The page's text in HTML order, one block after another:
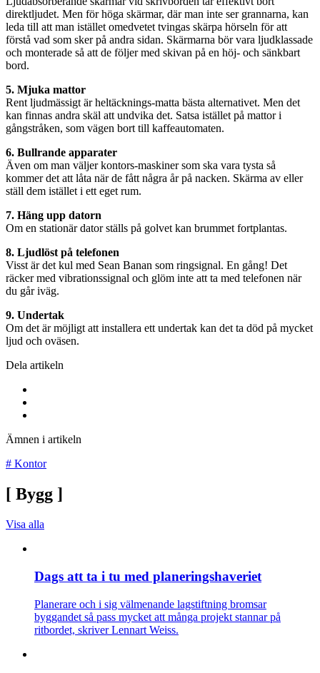
direktljudet. Men för höga skärmar, där man inte ser grannarna, kan
leda till att man istället omedvetet tvingas skärpa hörseln för att
förstå vad som sker på andra sidan. Skärmarna bör vara ljudklassade
och monterade så att de följer med skivan på en höj- och sänkbart
bord.
5. Mjuka mattor
Rent ljudmässigt är heltäcknings-matta bästa alternativet. Men det
kan finnas andra skäl att undvika det. Satsa istället på mattor i
gångstråken, som vägen bort till kaffeautomaten.
6. Bullrande apparater
Även om man väljer kontors-maskiner som ska vara tysta så
kommer det att låta när de fått några år på nacken. Skärma av eller
ställ dem istället i ett eget rum.
7. Häng upp datorn
Om en stationär dator ställs på golvet kan brummet fortplantas.
8. Ljudlöst på telefonen
Visst är det kul med Sean Banan som ringsignal. En gång! Det
räcker med vibrationssignal och glöm inte att ta med telefonen när
du går iväg.
9. Undertak
Om det är möjligt att installera ett undertak kan det ta död på mycket
ljud och oväsen.
Dela artikeln
Ämnen i artikeln
# Kontor
[ Bygg ]
Visa alla
Dags att ta i tu med planeringshaveriet
Planerare och i sig välmenande lagstiftning bromsar
byggandet så pass mycket att många projekt stannar på
ritbordet, skriver Lennart Weiss.